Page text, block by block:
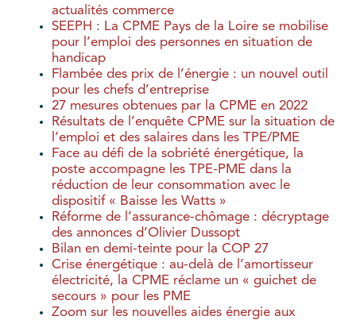
actualités commerce
SEEPH : La CPME Pays de la Loire se mobilise
pour l’emploi des personnes en situation de
handicap
Flambée des prix de l’énergie : un nouvel outil
pour les chefs d’entreprise
27 mesures obtenues par la CPME en 2022
Résultats de l’enquête CPME sur la situation de
l’emploi et des salaires dans les TPE/PME
Face au défi de la sobriété énergétique, la
poste accompagne les TPE-PME dans la
réduction de leur consommation avec le
dispositif « Baisse les Watts »
Réforme de l’assurance-chômage : décryptage
des annonces d’Olivier Dussopt
Bilan en demi-teinte pour la COP 27
Crise énergétique : au-delà de l’amortisseur
électricité, la CPME réclame un « guichet de
secours » pour les PME
Zoom sur les nouvelles aides énergie aux